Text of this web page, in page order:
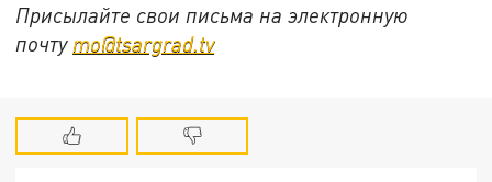
Присылайте свои письма на электронную
почту mo@tsargrad.tv